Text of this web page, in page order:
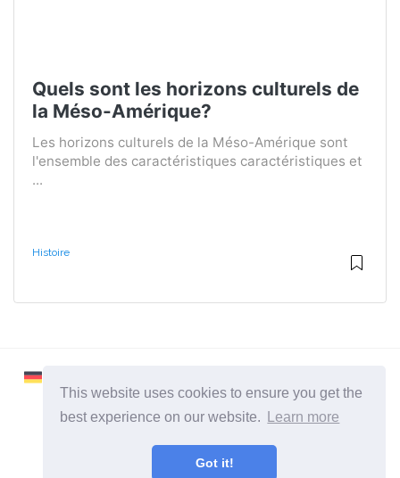
This website uses cookies to ensure you get the
best experience on our website.
Learn more
Got it!
Quels sont les horizons culturels de
la Méso-Amérique?
Les horizons culturels de la Méso-Amérique sont
l'ensemble des caractéristiques caractéristiques et
...
Histoire
2026 ©Learnaboutworld
Toutes catégories